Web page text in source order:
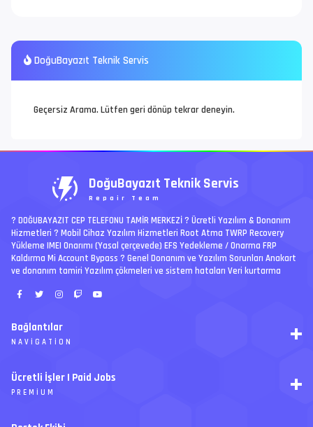
DoğuBayazıt Teknik Servis
Geçersiz Arama. Lütfen geri dönüp tekrar deneyin.
DoğuBayazıt Teknik Servis
Repair Team
? DOĞUBAYAZIT CEP TELEFONU TAMİR MERKEZİ ?️ Ücretli Yazılım & Donanım
Hizmetleri ? Mobil Cihaz Yazılım Hizmetleri Root Atma TWRP Recovery
Yükleme IMEI Onarımı (Yasal çerçevede) EFS Yedekleme / Onarma FRP
Kaldırma Mi Account Bypass ? Genel Donanım ve Yazılım Sorunları Anakart
ve donanım tamiri Yazılım çökmeleri ve sistem hataları Veri kurtarma
Bağlantılar
NAVIGATION
Arşiv
Ajanda
Ücretli İşler | Paid Jobs
PREMIUM